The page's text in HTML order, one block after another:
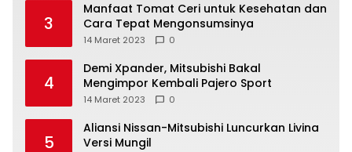
3
Manfaat Tomat Ceri untuk Kesehatan dan
Cara Tepat Mengonsumsinya
14 Maret 2023 0
4
Demi Xpander, Mitsubishi Bakal
Mengimpor Kembali Pajero Sport
14 Maret 2023 0
5
Aliansi Nissan-Mitsubishi Luncurkan Livina
Versi Mungil